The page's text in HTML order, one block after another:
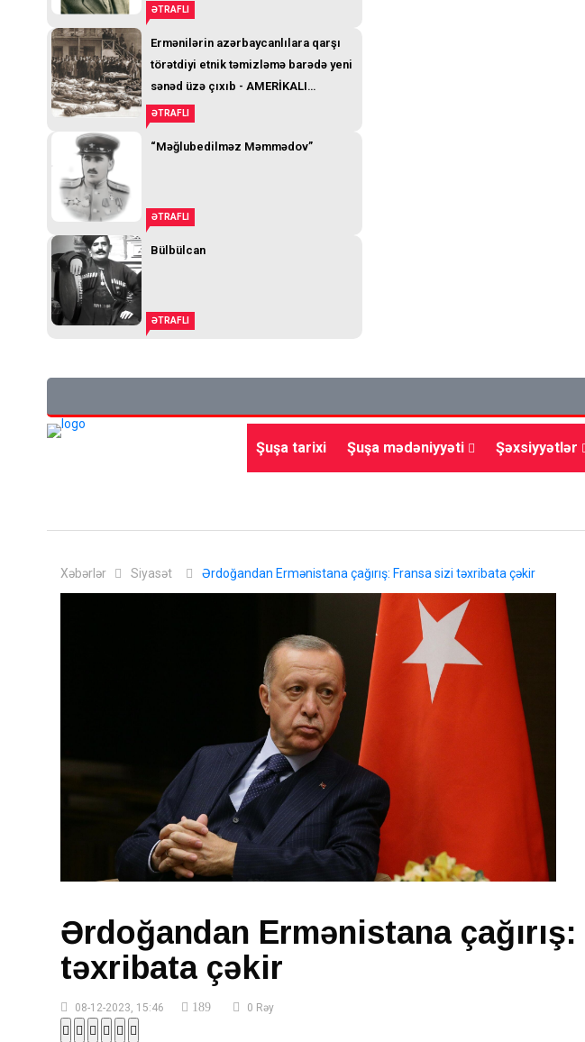
ƏTRAFLI
Ermənilərin azərbaycanlılara qarşı
törətdiyi etnik təmizləmə barədə yeni
sənəd üzə çıxıb - AMERİKALI
GENERALIN TELEQRAMI
ƏTRAFLI
“Məğlubedilməz Məmmədov”
ƏTRAFLI
Bülbülcan
ƏTRAFLI
Şuşa tarixi Şuşa mədəniyyəti Şəxsiyyətlər
Xəbərlər Siyasət Ərdoğandan Ermənistana çağırış: Fransa sizi təxribata çəkir
Ərdoğandan Ermənistana
təxribata çəkir
08-12-2023, 15:46 189 0 Rəy